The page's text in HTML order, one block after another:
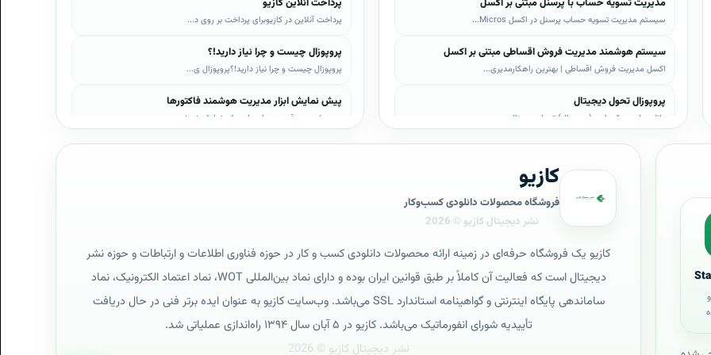
مدیریت تسویه حساب با پرسنل مبتنی بر اکسل
سیستم مدیریت تسویه حساب پرسنل در اکسل Micros...
سیستم هوشمند مدیریت فروش اقساطی مبتنی بر اکسل
اکسل مدیریت فروش اقساطی | بهترین راهکارمدیری...
پروپوزال تحول دیجیتال
دانلود طرح پیشنهادی (پروپوزال) تحول دیجیتال،...
پروپوزال AI
دانلود طرح پيشنهادي(پروپوزال) هوش مصنوعی (AI...
پروپوزال بیزاجی
دانلود طرح پيشنهادي(پروپوزال) بیزاجی، لایه ب...
پرداخت آنلاین کازیو
پرداخت آنلاین در کازیوبرای پرداخت بر روی د...
پروپوزال چیست و چرا نیاز دارید!؟
پروپوزال چیست و چرا نیاز دارید!؟پروپوزال ی...
پیش نمایش ابزار مدیریت هوشمند فاکتورها
در ویدئوی زیر قسمت‌هایی از پیش نمایش نمونه...
پیش نمایش نمونه رزومه‌ها
پیش نمایش نمونه قراردادها
در ویدئوی زیر قسمت‌هایی از دموی پیش‌نمایش ...
تیم نویسندگان کازیو
کازیو
فروشگاه محصولات دانلودی کسب‌وکار
کازیو یک فروشگاه حرفه‌ای در زمینه ارائه محصولات دانلودی کسب و کار در حوزه فناوری اطلاعات و ارتباطات و حوزه نشر
دیجیتال است که فعالیت آن کاملاً بر طبق قوانین ایران بوده و دارای نماد بین‌المللی WOT، نماد اعتماد الکترونیک، نماد
ساماندهی پایگاه اینترنتی و گواهینامه استاندارد SSL می‌باشد. وب‌سایت کازیو به عنوان ایده برتر فنی در حال دریافت
تأییدیه شورای انفورماتیک می‌باشد. کازیو در ۵ آبان سال ۱۳۹۴ راه‌اندازی عملیاتی شد.